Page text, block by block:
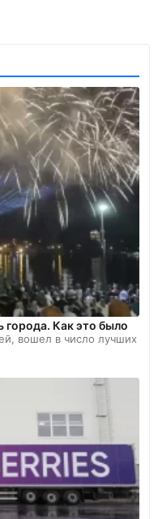
города. Как это было
вошел в число лучших